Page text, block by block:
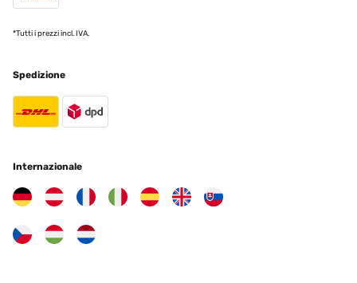
*Tutti i prezzi incl. IVA.
Spedizione
Internazionale